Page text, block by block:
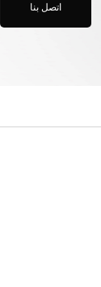
اتصل بنا